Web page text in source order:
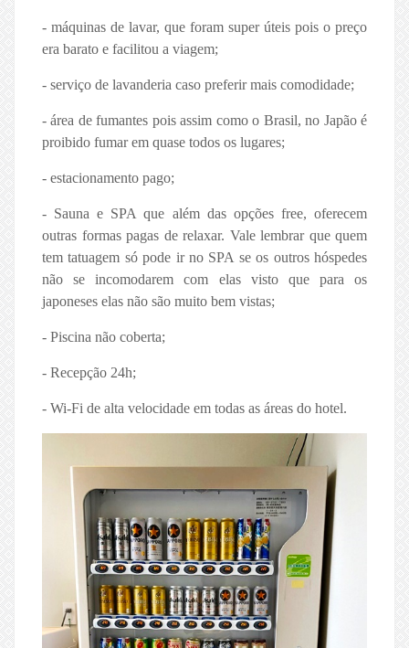
- máquinas de lavar, que foram super úteis pois o preço
era barato e facilitou a viagem;
- serviço de lavanderia caso preferir mais comodidade;
- área de fumantes pois assim como o Brasil, no Japão é
proibido fumar em quase todos os lugares;
- estacionamento pago;
- Sauna e SPA que além das opções free, oferecem
outras formas pagas de relaxar. Vale lembrar que quem
tem tatuagem só pode ir no SPA se os outros hóspedes
não se incomodarem com elas visto que para os
japoneses elas não são muito bem vistas;
- Piscina não coberta;
- Recepção 24h;
- Wi-Fi de alta velocidade em todas as áreas do hotel.